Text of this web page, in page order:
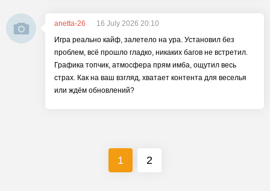
anetta-26
16 July 2026 20:10
Игра реально кайф, залетело на ура. Установил без
проблем, всё прошло гладко, никаких багов не встретил.
Графика топчик, атмосфера прям имба, ощутил весь
страх. Как на ваш взгляд, хватает контента для веселья
или ждём обновлений?
1 2